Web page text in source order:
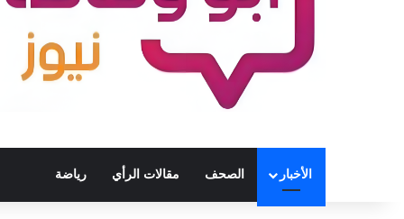
الأخبار الصحف مقالات الرأي رياضة